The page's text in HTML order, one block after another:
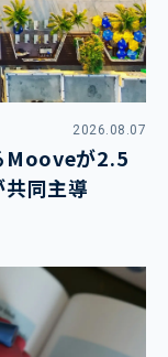
2026.08.07
Mooveが2.5
同主導